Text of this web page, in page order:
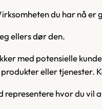
du har nå er
ellers dør den.
med potensielle
eller tjenester.
representere hvor du vil